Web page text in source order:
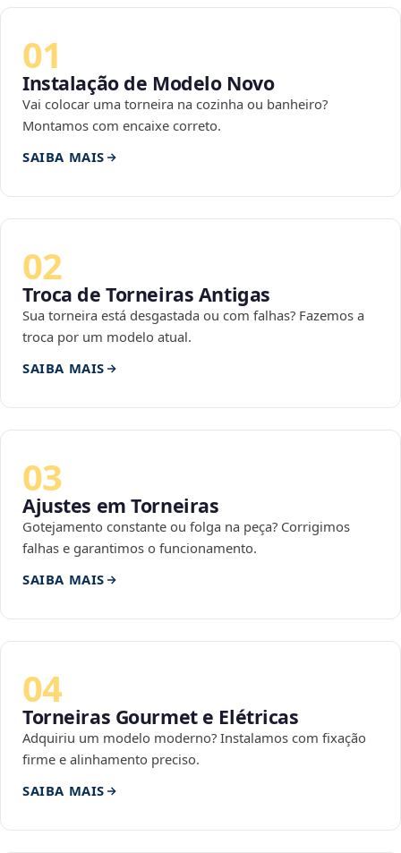
01
Instalação de Modelo Novo
Vai colocar uma torneira na cozinha ou banheiro?
Montamos com encaixe correto.
SAIBA MAIS
02
Troca de Torneiras Antigas
Sua torneira está desgastada ou com falhas? Fazemos a
troca por um modelo atual.
SAIBA MAIS
03
Ajustes em Torneiras
Gotejamento constante ou folga na peça? Corrigimos
falhas e garantimos o funcionamento.
SAIBA MAIS
04
Torneiras Gourmet e Elétricas
Adquiriu um modelo moderno? Instalamos com fixação
firme e alinhamento preciso.
SAIBA MAIS